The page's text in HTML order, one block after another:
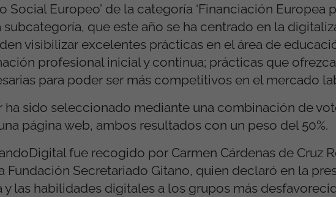
Social Europeo’ de la categoría ‘Financiación Europea
subcategoría, que este año se ha centrado en la
visibilizar excelentes prácticas en el área de
profesional inicial y continua; prácticas que
para poder ser más competitivos en el mercado
ha sido seleccionado mediante una combinación de
página web, ambos resultados con un peso del 50%.
fue recogido por Carmen Cárdenas de Cruz
Fundación Secretariado Gitano, quien declaró en la
las habilidades digitales a los grupos más